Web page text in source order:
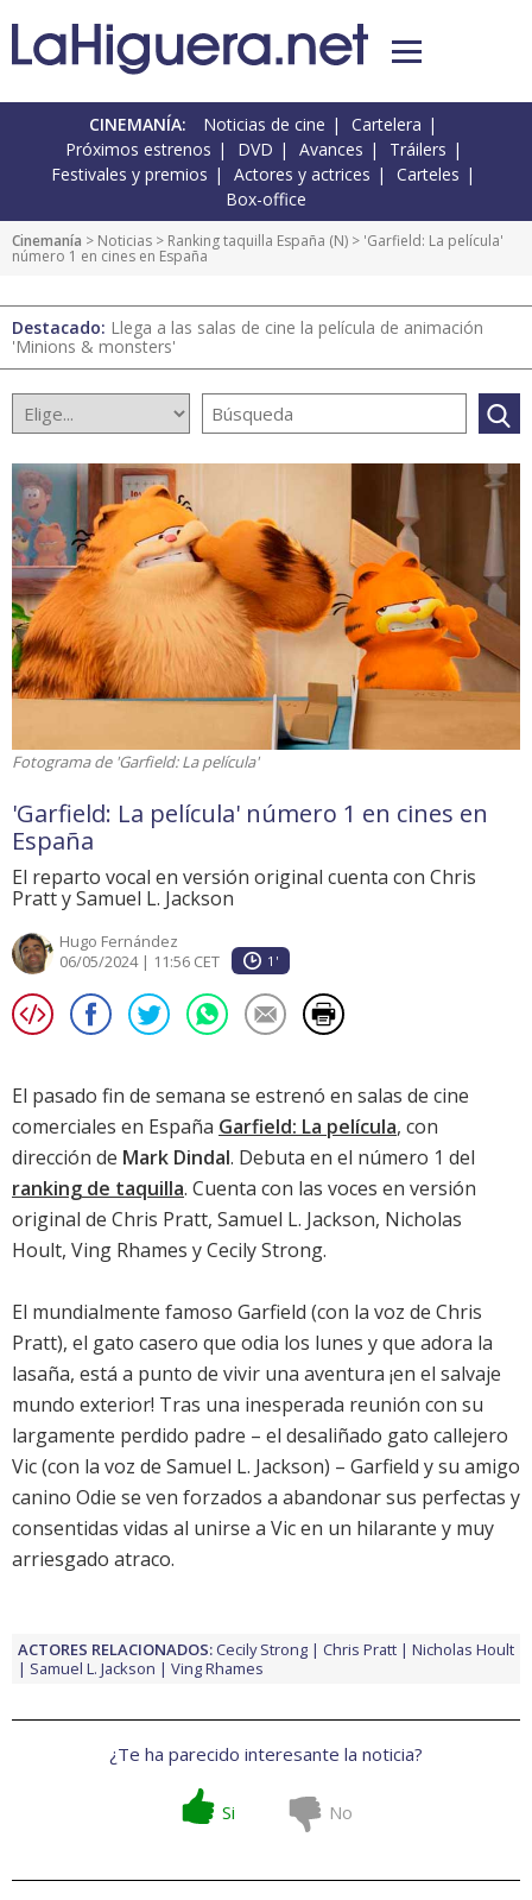
CINEMANÍA: Noticias de cine
Cartelera
Próximos estrenos
DVD Avances
Tráilers
Festivales y premios
Actores y actrices
Carteles
Box-office
Cinemanía > Noticias > Ranking taquilla España (N) > 'Garfield: La película'
número 1 en cines en España
Destacado: Llega a las salas de cine la película de animación
'Minions & monsters'
Fotograma de 'Garfield: La película'
'Garfield: La película' número 1 en cines en
España
El reparto vocal en versión original cuenta con Chris
Pratt y Samuel L. Jackson
Hugo Fernández
06/05/2024 | 11:56 CET
1'
El pasado fin de semana se estrenó en salas de cine
comerciales en España Garfield: La película, con
dirección de Mark Dindal. Debuta en el número 1 del
ranking de taquilla. Cuenta con las voces en versión
original de Chris Pratt, Samuel L. Jackson, Nicholas
Hoult, Ving Rhames yCecily Strong.
El mundialmente famoso Garfield (con la voz de Chris
Pratt), el gato casero que odia los lunes y que adora la
lasaña, está a punto de vivir una aventura ¡en el salvaje
mundo exterior! Tras una inesperada reunión con su
largamente perdido padre – el desaliñado gato callejero
Vic (con la voz de Samuel L. Jackson) – Garfield y su amigo
canino Odie se ven forzados a abandonar sus perfectas y
consentidas vidas al unirse a Vic en un hilarante y muy
arriesgado atraco.
ACTORES RELACIONADOS:Cecily Strong Chris Pratt
Nicholas Hoult
Samuel L. Jackson
Ving Rhames
¿Te ha parecido interesante la noticia?
Si No